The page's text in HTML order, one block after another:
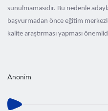
sunulmamasıdır. Bu nedenle
başvurmadan önce eğitim
kalite araştırması yapması
Anonim